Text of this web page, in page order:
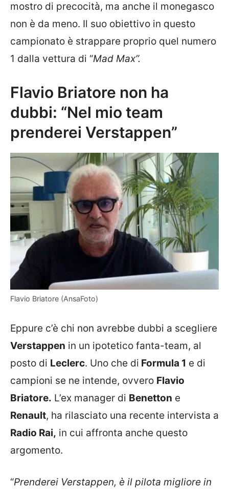
mostro di precocità, ma anche il monegasco
non è da meno. Il suo obiettivo in questo
campionato è strappare proprio quel numero
1 dalla vettura di “Mad Max”.
Flavio Briatore non ha
dubbi: “Nel mio team
prenderei Verstappen”
Flavio Briatore (AnsaFoto)
Eppure c’è chi non avrebbe dubbi a scegliere
Verstappen in un ipotetico fanta-team, al
posto di Leclerc. Uno che di Formula 1 e di
campioni se ne intende, ovvero Flavio
Briatore. L’ex manager di Benetton e
Renault, ha rilasciato una recente intervista a
Radio Rai, in cui affronta anche questo
argomento.
“Prenderei Verstappen, è il pilota migliore in